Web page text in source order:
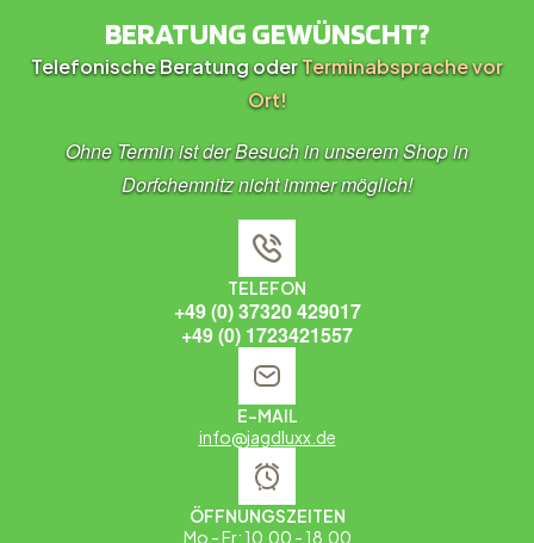
BERATUNG GEWÜNSCHT?
Telefonische Beratung oderTerminabsprache vor
Ort!
Ohne Termin ist der Besuch in unserem Shop in
Dorfchemnitz nicht immer möglich!
TELEFON
+49 (0) 37320 429017
+49 (0) 1723421557
E-MAIL
info@jagdluxx.de
ÖFFNUNGSZEITEN
Mo - Fr: 10.00 - 18.00